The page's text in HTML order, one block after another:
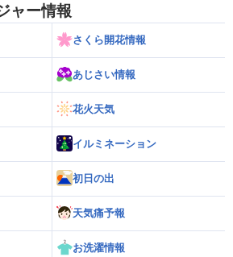
ャー情報
さくら開花情報
あじさい情報
花火天気
イルミネーション
初日の出
天気痛予報
お洗濯情報